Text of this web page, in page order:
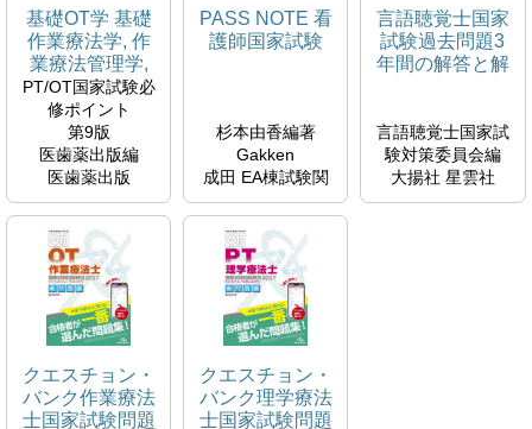
基礎OT学 基礎
作業療法学, 作
業療法管理学,
作業療法評価学
PT/OT国家試験必
修ポイント
第9版
医歯薬出版編
医歯薬出版
成田 EA棟試験関
連図書(棚27・
28）
WB18.2-PTO
6M038034
PASS NOTE 看
護師国家試験
杉本由香編著
Gakken
成田 EA棟試験関
連図書(棚27・
28）
WY18.2-KAN
6M038031
言語聴覚士国家
試験過去問題3
年間の解答と解
言語聴覚士国家試
験対策委員会編
大揚社 星雲社
成田 EA棟試験関
クエスチョン・
バンク作業療法
士国家試験問題
クエスチョン・
バンク理学療法
士国家試験問題